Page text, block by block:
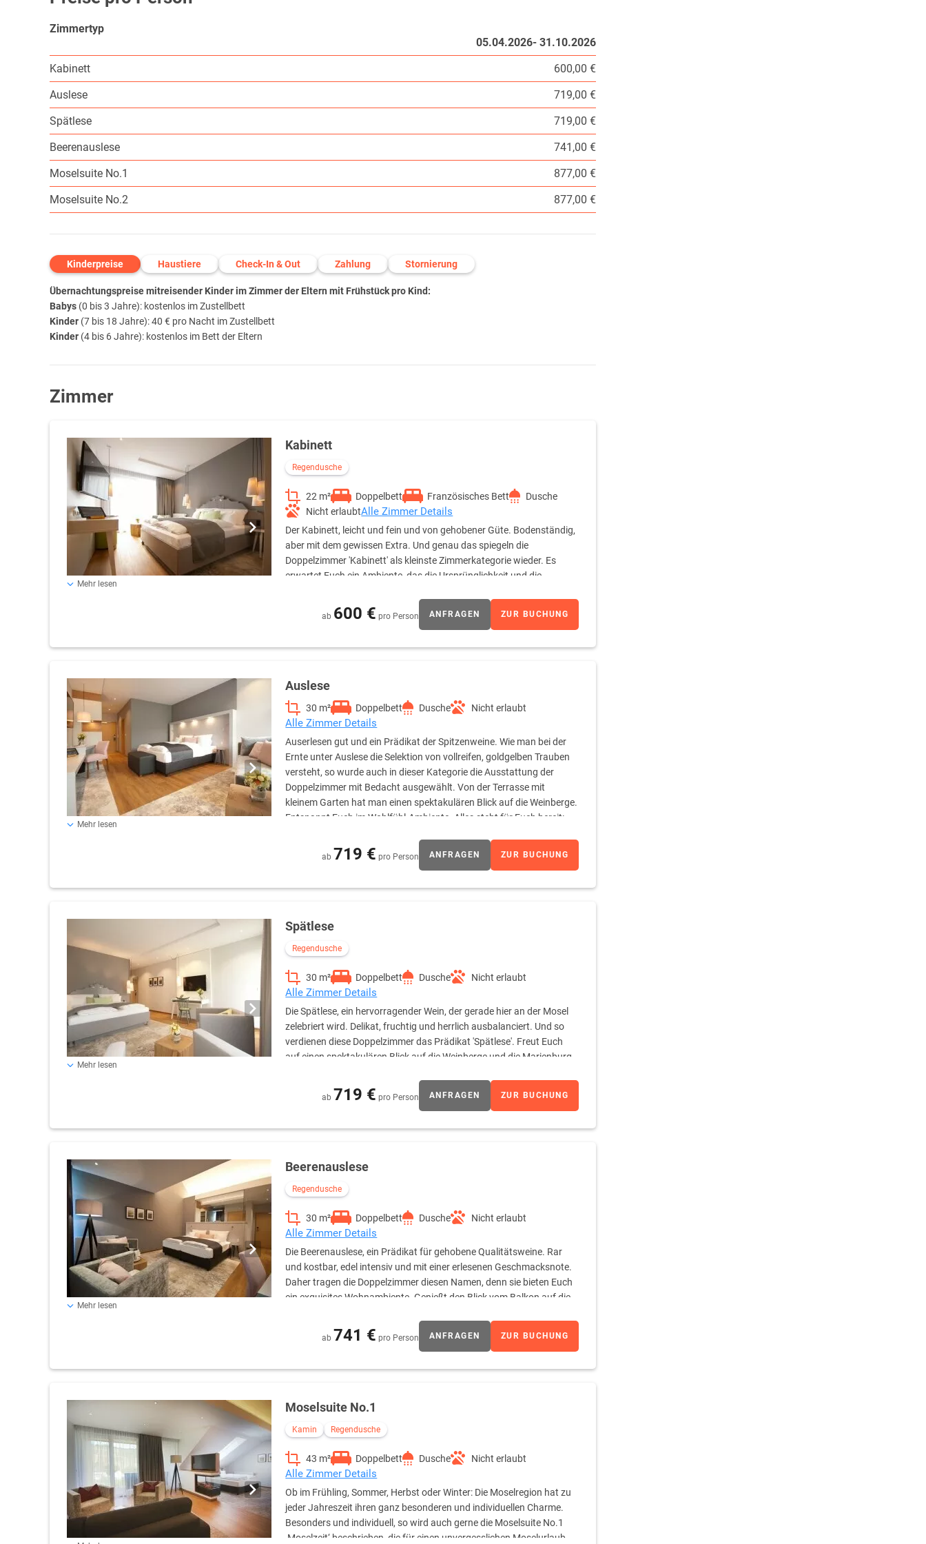
Zimmertyp
Kabinett
Auslese
Spätlese
Beerenauslese
Moselsuite No.1
Moselsuite No.2
05.04.2026- 31.10.2026
600,00 €
719,00 €
719,00 €
741,00 €
877,00 €
877,00 €
Kinderpreise Haustiere Check-In & Out Zahlung Stornierung
Übernachtungspreise mitreisender Kinder im Zimmer der Eltern mit Frühstück pro Kind:
Babys (0 bis 3 Jahre): kostenlos im Zustellbett
Kinder (7 bis 18 Jahre): 40 € pro Nacht im Zustellbett
Kinder (4 bis 6 Jahre): kostenlos im Bett der Eltern
Zimmer
Kabinett
Regendusche
22 m² Doppelbett Französisches Bett
Dusche
Nicht erlaubtAlle Zimmer Details
Der Kabinett, leicht und fein und von gehobener Güte. Bodenständig,
aber mit dem gewissen Extra. Und genau das spiegeln die
Doppelzimmer 'Kabinett' als kleinste Zimmerkategorie wieder. Es
erwartet Euch ein Ambiente, das die Ursprünglichkeit und die
Mehr lesen
ab 600 € pro Person ANFRAGEN ZUR BUCHUNG
Auslese
30 m² Doppelbett Dusche Nicht erlaubt
Alle Zimmer Details
Auserlesen gut und ein Prädikat der Spitzenweine. Wie man bei der
Ernte unter Auslese die Selektion von vollreifen, goldgelben Trauben
versteht, so wurde auch in dieser Kategorie die Ausstattung der
Doppelzimmer mit Bedacht ausgewählt. Von der Terrasse mit
kleinem Garten hat man einen spektakulären Blick auf die Weinberge.
Entspannt Euch im Wohlfühl-Ambiente. Alles steht für Euch bereit:
Mehr lesen
ab 719 € pro Person ANFRAGEN ZUR BUCHUNG
Spätlese
Regendusche
30 m² Doppelbett Dusche Nicht erlaubt
Alle Zimmer Details
Die Spätlese, ein hervorragender Wein, der gerade hier an der Mosel
zelebriert wird. Delikat, fruchtig und herrlich ausbalanciert. Und so
verdienen diese Doppelzimmer das Prädikat 'Spätlese'. Freut Euch
auf einen spektakulären Blick auf die Weinberge und die Marienburg.
auf 30m² Wohlfühlfläche, im komfortablen Bett oder in einem der Kuschelsessel.
Mehr lesen
ab 719 € pro Person ANFRAGEN ZUR BUCHUNG
Beerenauslese
Regendusche
30 m² Doppelbett Dusche Nicht erlaubt
Alle Zimmer Details
Die Beerenauslese, ein Prädikat für gehobene Qualitätsweine. Rar
und kostbar, edel intensiv und mit einer erlesenen Geschmacksnote.
Daher tragen die Doppelzimmer diesen Namen, denn sie bieten Euch
ein exquisites Wohnambiente. Genießt den Blick vom Balkon auf die
Mehr lesen
ab 741 € pro Person ANFRAGEN ZUR BUCHUNG
Moselsuite No.1
Kamin Regendusche
43 m² Doppelbett Dusche Nicht erlaubt
Alle Zimmer Details
Ob im Frühling, Sommer, Herbst oder Winter: Die Moselregion hat zu
jeder Jahreszeit ihren ganz besonderen und individuellen Charme.
Besonders und individuell, so wird auch gerne die Moselsuite No.1
‚Moselzeit‘ beschrieben, die für einen unvergesslichen Moselurlaub